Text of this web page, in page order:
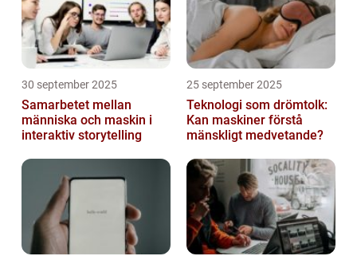
30 september 2025
Samarbetet mellan
människa och maskin i
interaktiv storytelling
25 september 2025
Teknologi som drömtolk:
Kan maskiner förstå
mänskligt medvetande?